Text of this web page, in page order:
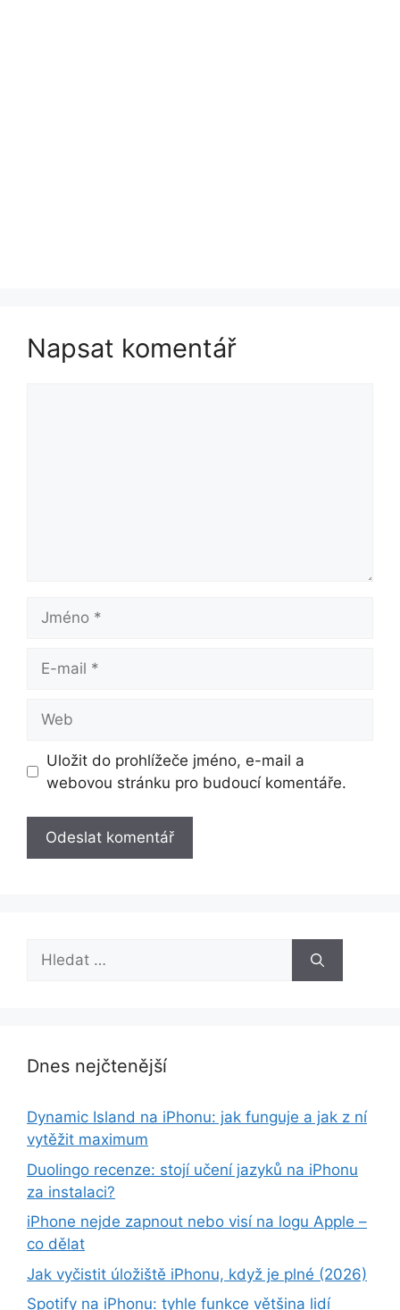
Napsat komentář
Jméno
mail
Uložit do prohlížeče jméno, e-mail a
webovou stránku pro budoucí komentáře.
Hledat:
Dnes nejčtenější
Dynamic Island na iPhonu: jak funguje a jak z ní
vytěžit maximum
Duolingo recenze: stojí učení jazyků na iPhonu
za instalaci?
iPhone nejde zapnout nebo visí na logu Apple –
co dělat
Jak vyčistit úložiště iPhonu, když je plné (2026)
Spotify na iPhonu: tyhle funkce většina lidí